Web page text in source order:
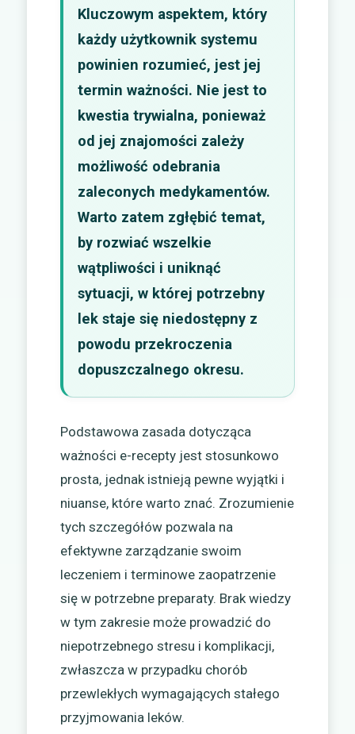
Kluczowym aspektem, który
każdy użytkownik systemu
powinien rozumieć, jest jej
termin ważności. Nie jest to
kwestia trywialna, ponieważ
od jej znajomości zależy
możliwość odebrania
zaleconych medykamentów.
Warto zatem zgłębić temat,
by rozwiać wszelkie
wątpliwości i uniknąć
sytuacji, w której potrzebny
lek staje się niedostępny z
powodu przekroczenia
dopuszczalnego okresu.
Podstawowa zasada dotycząca
ważności e-recepty jest stosunkowo
prosta, jednak istnieją pewne wyjątki i
niuanse, które warto znać. Zrozumienie
tych szczegółów pozwala na
efektywne zarządzanie swoim
leczeniem i terminowe zaopatrzenie
się w potrzebne preparaty. Brak wiedzy
w tym zakresie może prowadzić do
niepotrzebnego stresu i komplikacji,
zwłaszcza w przypadku chorób
przewlekłych wymagających stałego
przyjmowania leków.